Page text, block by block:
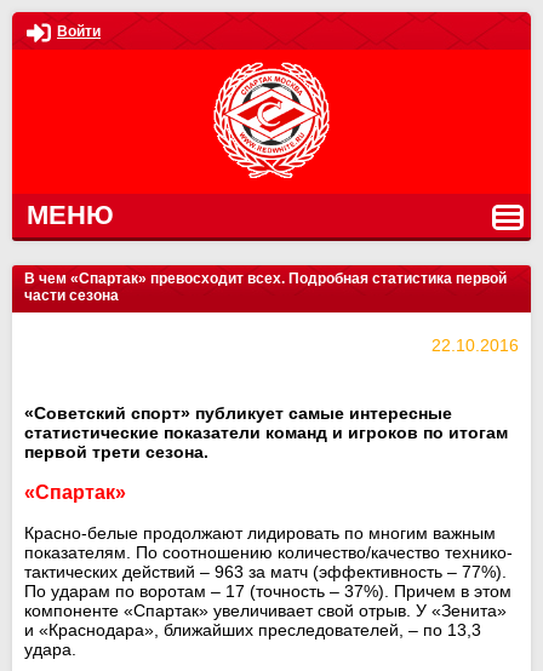
Войти
МЕНЮ
В чем «Спартак» превосходит всех. Подробная статистика первой
части сезона
22.10.2016
«Советский спорт» публикует самые интересные
статистические показатели команд и игроков по итогам
первой трети сезона.
«Спартак»
Красно-белые продолжают лидировать по многим важным
показателям. По соотношению количество/качество технико-
тактических действий – 963 за матч (эффективность – 77%).
По ударам по воротам – 17 (точность – 37%). Причем в этом
компоненте «Спартак» увеличивает свой отрыв. У «Зенита»
и «Краснодара», ближайших преследователей, – по 13,3
удара.